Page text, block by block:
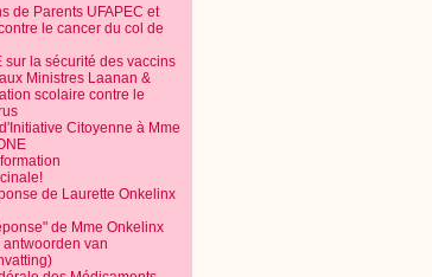
de Parents UFAPEC et
le cancer du col de
sur la sécurité des vaccins
Ministres Laanan &
scolaire contre le
Citoyenne à Mme
de Laurette Onkelinx
de Mme Onkelinx
van